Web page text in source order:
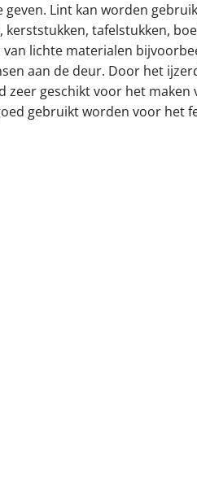
Lint kan worden
tafelstukken,
lichte materialen
aan de deur. Door het
geschikt voor het maken
gebruikt worden voor het